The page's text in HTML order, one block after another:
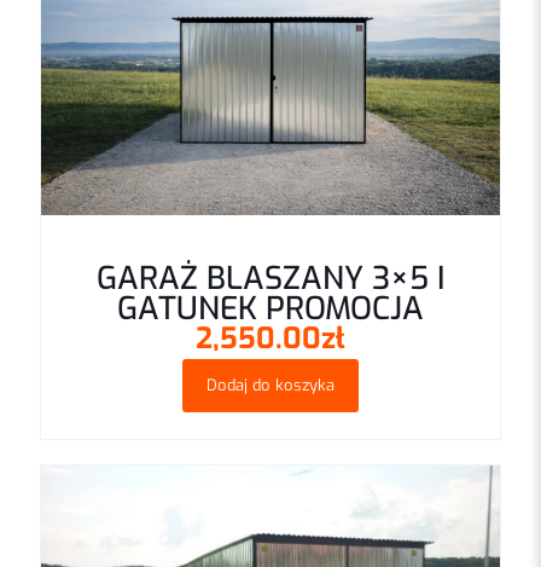
GARAŻ BLASZANY 3×5 I
GATUNEK PROMOCJA
2,550.00zł
Dodaj do koszyka